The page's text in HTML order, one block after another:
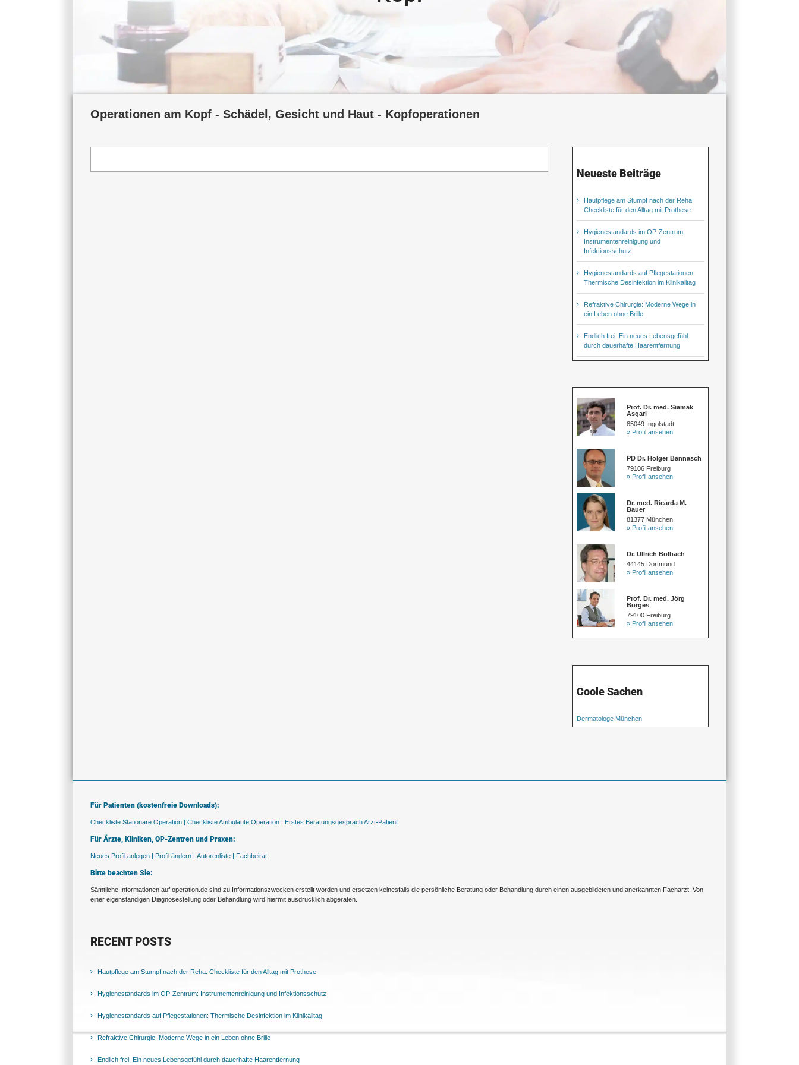
Operationen am Kopf - Schädel, Gesicht und Haut - Kopfoperationen
Neueste Beiträge
Hautpflege am Stumpf nach der Reha:
Checkliste für den Alltag mit Prothese
Hygienestandards im OP-Zentrum:
Instrumentenreinigung und
Infektionsschutz
Hygienestandards auf Pflegestationen:
Thermische Desinfektion im Klinikalltag
Refraktive Chirurgie: Moderne Wege in
ein Leben ohne Brille
Endlich frei: Ein neues Lebensgefühl
durch dauerhafte Haarentfernung
Prof. Dr. med. Siamak
Asgari
85049 Ingolstadt
» Profil ansehen
PD Dr. Holger Bannasch
79106 Freiburg
» Profil ansehen
Dr. med. Ricarda M.
Bauer
81377 München
» Profil ansehen
Dr. Ullrich Bolbach
44145 Dortmund
» Profil ansehen
Prof. Dr. med. Jörg
Borges
79100 Freiburg
» Profil ansehen
Coole Sachen
Dermatologe München
Für Patienten (kostenfreie Downloads):
Checkliste Stationäre Operation | Checkliste Ambulante Operation | Erstes Beratungsgespräch Arzt-Patient
Für Ärzte, Kliniken, OP-Zentren und Praxen:
Neues Profil anlegen | Profil ändern | Autorenliste | Fachbeirat
Bitte beachten Sie:
Sämtliche Informationen auf operation.de sind zu Informationszwecken erstellt worden und ersetzen keinesfalls die persönliche Beratung oder Behandlung durch einen ausgebildeten und anerkannten Facharzt. Von
einer eigenständigen Diagnosestellung oder Behandlung wird hiermit ausdrücklich abgeraten.
RECENT POSTS
Hautpflege am Stumpf nach der Reha: Checkliste für den Alltag mit Prothese
Hygienestandards im OP-Zentrum: Instrumentenreinigung und Infektionsschutz
Hygienestandards auf Pflegestationen: Thermische Desinfektion im Klinikalltag
Refraktive Chirurgie: Moderne Wege in ein Leben ohne Brille
Endlich frei: Ein neues Lebensgefühl durch dauerhafte Haarentfernung